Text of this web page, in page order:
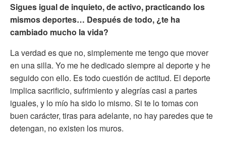
Sigues igual de inquieto, de activo, practicando los
mismos deportes… Después de todo, ¿te ha
cambiado mucho la vida?
La verdad es que no, simplemente me tengo que mover
en una silla. Yo me he dedicado siempre al deporte y he
seguido con ello. Es todo cuestión de actitud. El deporte
implica sacrificio, sufrimiento y alegrías casi a partes
iguales, y lo mío ha sido lo mismo. Si te lo tomas con
buen carácter, tiras para adelante, no hay paredes que te
detengan, no existen los muros.